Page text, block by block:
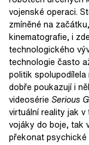
vojenské operaci.
zmíněné na
kinematografie, i
technologického
technologie často
politik spolupodílela
dobře poukazují i
videosérieSerious
virtuální reality jak
vojáky do boje, tak
překonat